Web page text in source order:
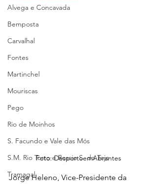
Alvega e Concavada
Bemposta
Carvalhal
Fontes
Martinchel
Mouriscas
Pego
Rio de Moinhos
S. Facundo e Vale das Mós
S.M. Rio Torto e Rossio S. do Tejo
Tramagal
Foto: DesportoemAbrantes
Jorge Heleno, Vice-Presidente da